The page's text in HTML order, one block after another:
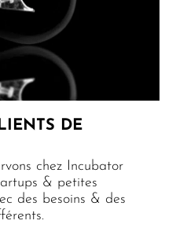
DE
chez Incubator
& petites
des besoins & des